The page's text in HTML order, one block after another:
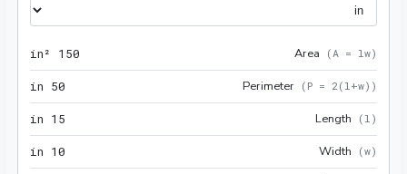
Area ( A = lw)
1 50
Perimeter ( P = 2(l+w) )
50
Length ( l )
1 5
Width (w)
10